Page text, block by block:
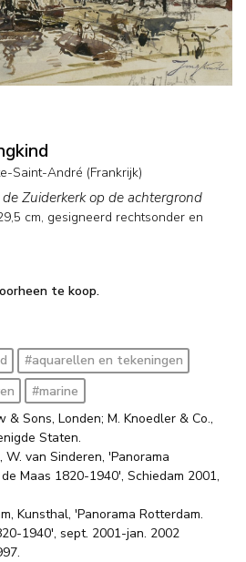
Saint-André (Frankrijk)
Zuiderkerk op de achtergrond
cm, gesigneerd rechtsonder en
te koop.
#aquarellen en tekeningen
#marine
& Sons, Londen; M. Knoedler & Co.,
Staten.
W. van Sinderen, 'Panorama
Maas 1820-1940', Schiedam 2001,
Kunsthal, 'Panorama Rotterdam.
1940', sept. 2001-jan. 2002